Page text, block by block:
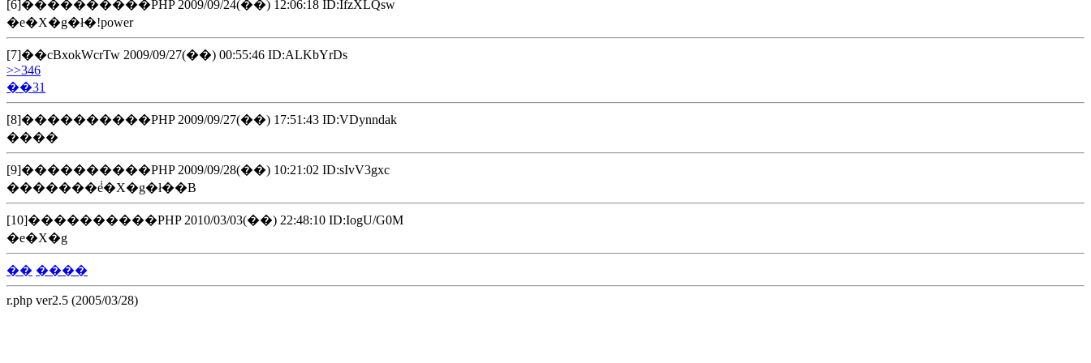
[6]����������PHP 2009/09/24(��) 12:06:18 ID:IfzXLQsw
�e�X�g�ł�!power
[7]��cBxokWcrTw 2009/09/27(��) 00:55:46 ID:ALKbYrDs
>>346
��31
[8]����������PHP 2009/09/27(��) 17:51:43 ID:VDynndak
����
[9]����������PHP 2009/09/28(��) 10:21:02 ID:sIvV3gxc
�������݃e�X�g�ł��B
[10]����������PHP 2010/03/03(��) 22:48:10 ID:IogU/G0M
�e�X�g
�� ����
r.php ver2.5 (2005/03/28)